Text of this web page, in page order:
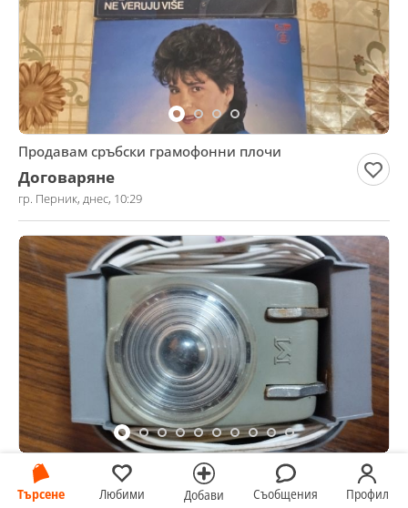
Търсене Любими Добави Съобщения Профил
Продавам сръбски грамофонни плочи
Договаряне
гр. Перник, днес, 10:29
Стара подвижна лампа от СССР
15 €